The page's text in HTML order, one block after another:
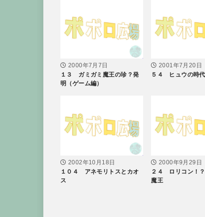
2000年7月7日
１３ ガミガミ魔王の珍？発
明（ゲーム編）
2001年7月20日
５４ ヒュウの時代
2002年10月18日
１０４ アネモリトスとカオ
ス
2000年9月29日
２４ ロリコン！？
魔王